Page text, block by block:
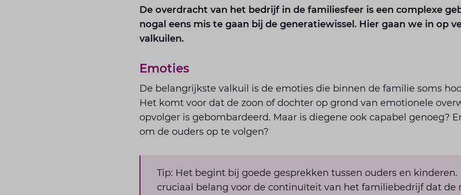
De overdracht van het bedrijf in de familiesfeer is een complexe
nogal eens mis te gaan bij de generatiewissel. Hier gaan we in op
valkuilen.
Emoties
De belangrijkste valkuil is de emoties die binnen de familie soms
Het komt voor dat de zoon of dochter op grond van emotionele
opvolger is gebombardeerd. Maar is diegene ook capabel genoeg?
om de ouders op te volgen?
Tip: Het begint bij goede gesprekken tussen ouders en kinderen.
cruciaal belang voor de continuïteit van het familiebedrijf dat de